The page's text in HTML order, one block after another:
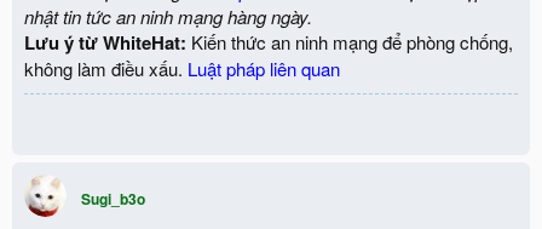
nhật tin tức an ninh mạng hàng ngày.
Lưu ý từ WhiteHat: Kiến thức an ninh mạng để phòng chống,
không làm điều xấu. Luật pháp liên quan
Sugi_b3o